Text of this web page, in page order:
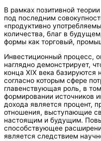
В рамках позитивной
под последним
«продуктивно
количества, благ в
формы как торговый,
Инвестиционный процесс,
наглядно демонстрирует,
конца XIX века базируются
согласно которым сфере
главенствующая роль, в
формировании источников
дохода является процент,
отношения, выступающие
настоящим и будущим.
способствующее
является следствием